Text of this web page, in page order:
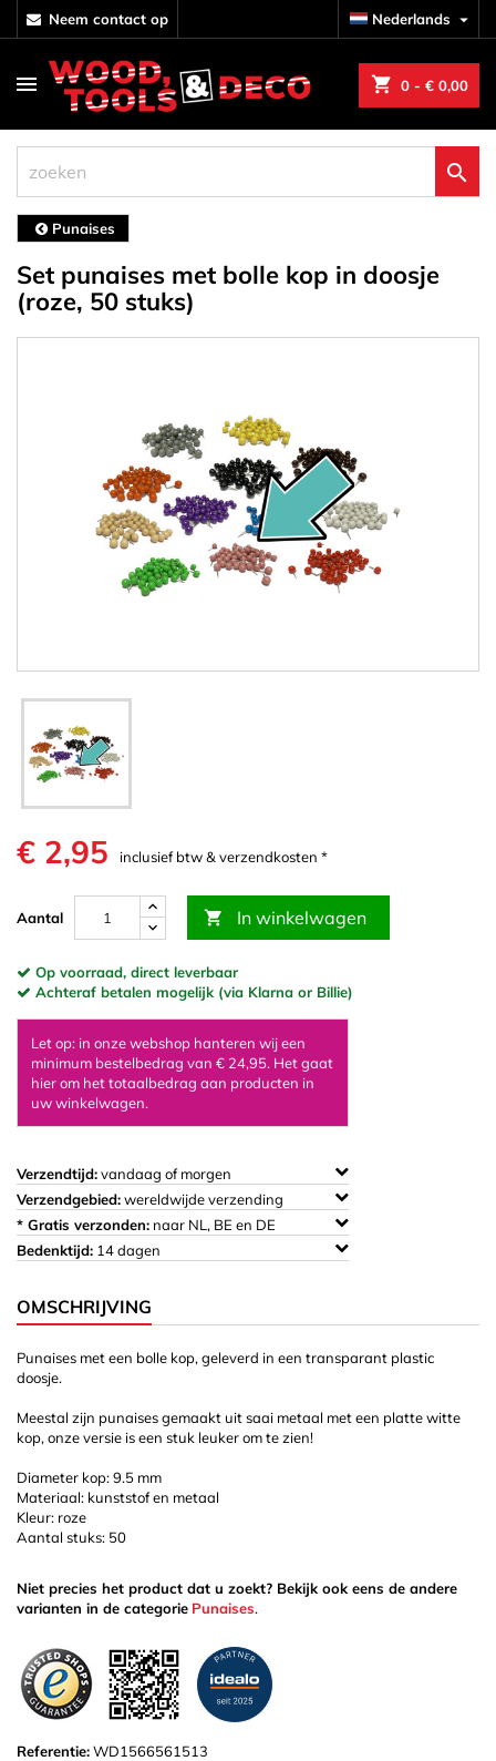
neem contact op Nederlands 
shopping_cart 0 - € 0,00

Punaises
Set punaises met bolle kop in doosje
(roze, 50 stuks)
€ 2,95 inclusief btw & verzendkosten *
Aantal  In winkelwagen
Op voorraad, direct leverbaar
Achteraf betalen mogelijk (via Klarna or Billie)
Let op: in onze webshop hanteren wij een
minimum bestelbedrag van € 24,95. Het gaat
hier om het totaalbedrag aan producten in
uw winkelwagen.
Verzendtijd:vandaag of morgen
Verzendgebied:wereldwijde verzending
* Gratis verzonden: naar NL, BE en DE
Bedenktijd: 14 dagen
OMSCHRIJVING
Punaises met een bolle kop, geleverd in een transparant plastic
doosje.
Meestal zijn punaises gemaakt uit saai metaal met een platte witte
kop, onze versie is een stuk leuker om te zien!
Diameter kop: 9.5 mm
Materiaal: kunststof en metaal
Kleur: roze
Aantal stuks: 50
Niet precies het product dat u zoekt? Bekijk ook eens de andere
varianten in de categorie Punaises.
Referentie:WD1566561513